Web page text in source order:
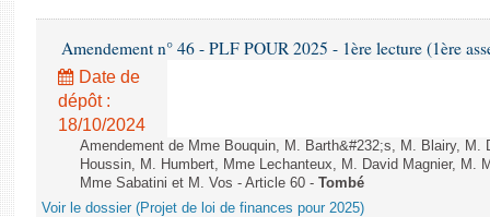
Amendement n° 46 - PLF POUR 2025 - 1ère lecture (1ère
Date de
dépôt :
18/10/2024
Amendement de Mme Bouquin, M. Barth&#232;s, M. Blairy, M.
Houssin, M. Humbert, Mme Lechanteux, M. David Magnier, M.
Mme Sabatini et M. Vos - Article 60 - Tombé
Voir le dossier (Projet de loi de finances pour 2025)